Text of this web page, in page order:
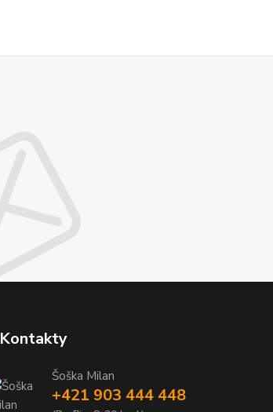
Kontakty
Šoška Milan
+421 903 444 448